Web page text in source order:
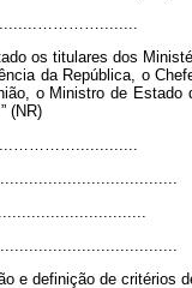
os titulares dos
da República, o
o Ministro de
(NR)
e definição de critérios